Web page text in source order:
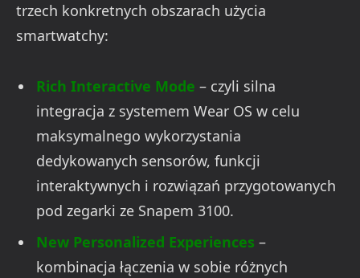
trzech konkretnych obszarach użycia
smartwatchy:
Rich Interactive Mode – czyli silna
integracja z systemem Wear OS w celu
maksymalnego wykorzystania
dedykowanych sensorów, funkcji
interaktywnych i rozwiązań przygotowanych
pod zegarki ze Snapem 3100.
New Personalized Experiences –
kombinacja łączenia w sobie różnych